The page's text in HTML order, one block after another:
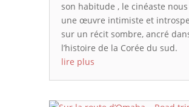
son habitude , le cinéaste
une œuvre intimiste et
sur un récit sombre, ancré
l’histoire de la Corée du sud.
lire plus